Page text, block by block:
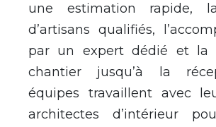
une estimation rapide,
d’artisans qualifiés,
par un expert dédié et la
chantier jusqu’à la
équipes travaillent avec
architectes d’intérieur